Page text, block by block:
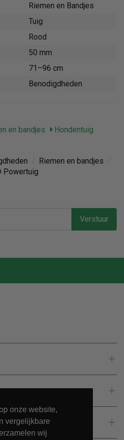
onze website,
vergelijkbare
wij
Riemen en Bandjes
Tuig
Rood
50 mm
71–96 cm
Benodigdheden
en bandjes
Hondentuig
Riemen en bandjes
Powertuig
Verstuur